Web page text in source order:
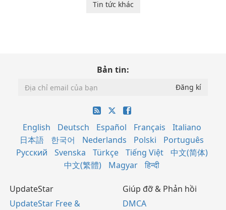
Tin tức khác
Bản tin:
English Deutsch Español Français
Italiano
日本語
한국어 Nederlands Polski
Português
Русский
Svenska Türkçe Tiếng Việt
中文(简体)
中文(繁體)
Magyar हिन्दी
UpdateStar
UpdateStar Free &
Giúp đỡ & Phản hồi
DMCA